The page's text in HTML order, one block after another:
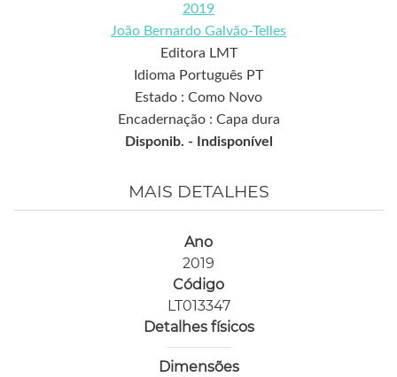
2019
João Bernardo Galvão-Telles
Editora LMT
Idioma Português PT
Estado : Como Novo
Encadernação : Capa dura
Disponib. -
Indisponível
MAIS DETALHES
Ano
2019
Código
LT013347
Detalhes físicos
Dimensões